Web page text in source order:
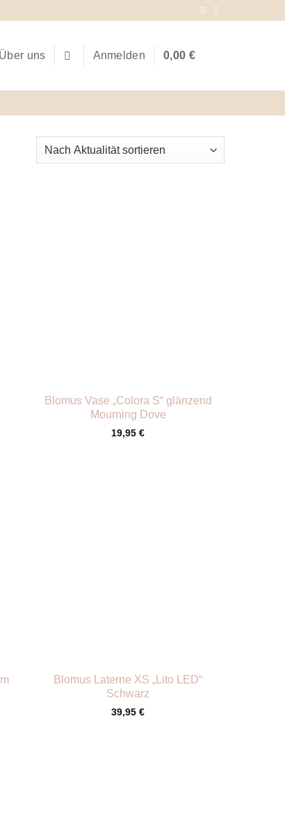
Über uns Anmelden 0,00 €
Blomus Vase „Colora S“ glänzend
Mourning Dove
19,95€
Blomus Laterne XS „Lito LED“
Schwarz
39,95€